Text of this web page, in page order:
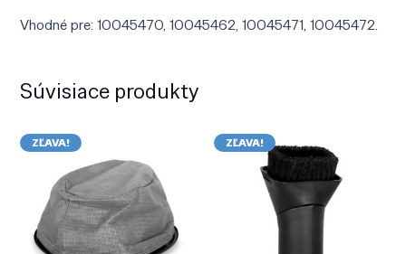
Vhodné pre: 10045470, 10045462, 10045471, 10045472.
Súvisiace produkty
ZĽAVA! ZĽAVA!